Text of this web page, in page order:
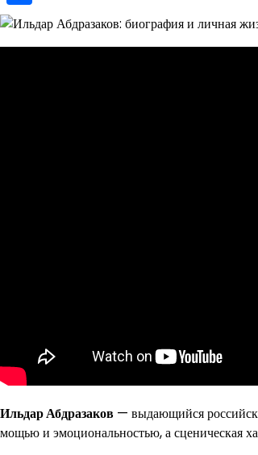
Ильдар Абдразаков — выдающийся
мощью и эмоциональностью, а сценическая
Отправить